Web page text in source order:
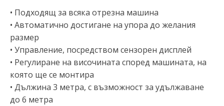
• Подходящ за всяка отрезна машина
• Автоматично достигане на упора до желания
размер
• Управление, посредством сензорен дисплей
• Регулиране на височината според машината, на
която ще се монтира
• Дължина 3 метра, с възможност за удължаване
до 6 метра